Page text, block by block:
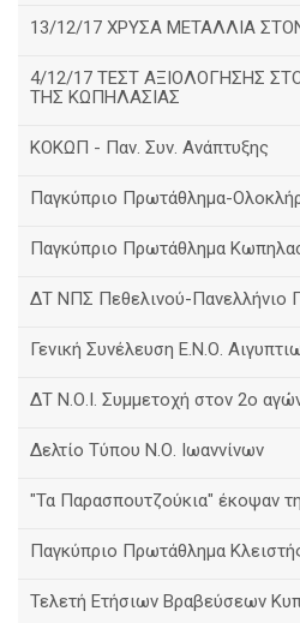
13/12/17 ΧΡΥΣΑ ΜΕΤΑΛΛΙΑ
4/12/17 ΤΕΣΤ ΑΞΙΟΛΟΓΗΣΗΣ
ΤΗΣ ΚΩΠΗΛΑΣΙΑΣ
ΚΟΚΩΠ - Παν. Συν. Ανάπτυξης
Παγκύπριο Πρωτάθλημα-
Παγκύπριο Πρωτάθλημα
ΔΤ ΝΠΣ Πεθελινού-Πανελλήνιο
Γενική Συνέλευση Ε.Ν.Ο.
ΔΤ Ν.Ο.Ι. Συμμετοχή στον 2ο
Δελτίο Τύπου Ν.Ο. Ιωαννίνων
"Τα Παρασπουτζούκια" έκοψαν
Παγκύπριο Πρωτάθλημα
Τελετή Ετήσιων Βραβεύσεων